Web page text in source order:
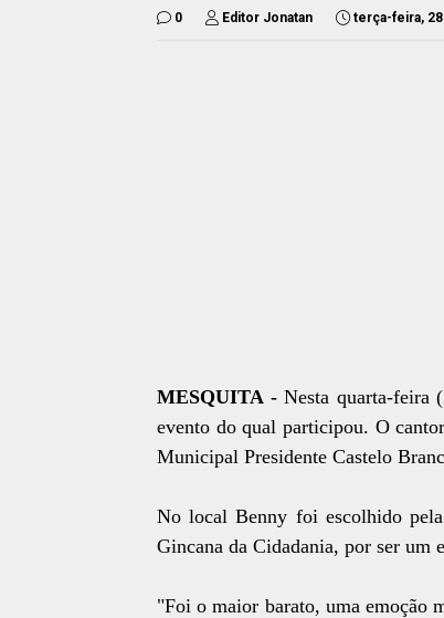
0 Editor Jonatan terça-feira,
MESQUITA -Nesta quarta-feira
evento do qual participou. O
Municipal Presidente Castelo
No local Benny foi escolhido
Gincana da Cidadania, por ser um
"Foi o maior barato, uma emoção